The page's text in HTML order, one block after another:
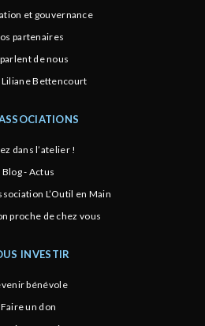
et gouvernance
partenaires
de nous
Liliane Bettencourt
dans l’atelier !
Blog - Actus
L’Outil en Main
proche de chez vous
INVESTIR
bénévole
Faire un don